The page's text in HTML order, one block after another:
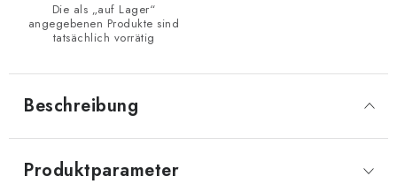
Die als „auf Lager“
angegebenen Produkte sind
tatsächlich vorrätig
Beschreibung
Produktparameter